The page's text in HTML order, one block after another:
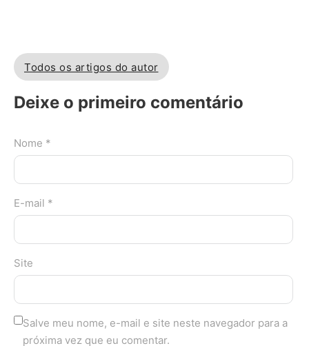
Todos os artigos do autor
Deixe o primeiro comentário
Nome *
E-mail *
Site
Salve meu nome, e-mail e site neste navegador para a
próxima vez que eu comentar.